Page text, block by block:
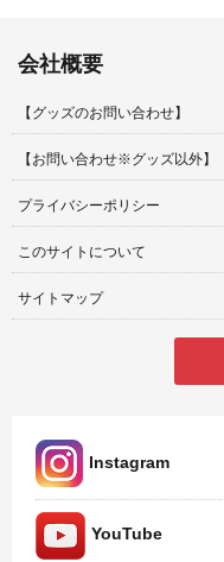
会社概要
【グッズのお問い合わせ】
【お問い合わせ※グッズ以外】
プライバシーポリシー
このサイトについて
サイトマップ
Instagram
YouTube